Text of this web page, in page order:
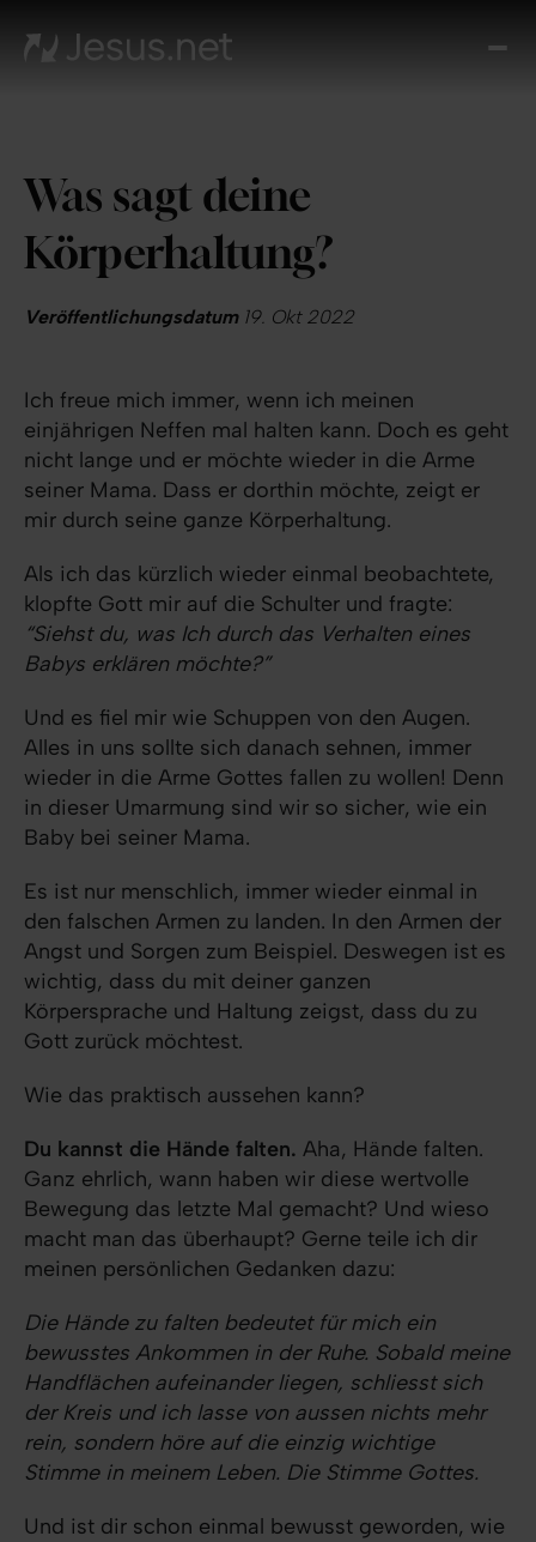
Was sagt deine
Körperhaltung?
Veröffentlichungsdatum19. Okt 2022
Ich freue mich immer, wenn ich meinen
einjährigen Neffen mal halten kann. Doch es geht
nicht lange und er möchte wieder in die Arme
seiner Mama. Dass er dorthin möchte, zeigt er
mir durch seine ganze Körperhaltung.
Als ich das kürzlich wieder einmal beobachtete,
klopfte Gott mir auf die Schulter und fragte:
“Siehst du, was Ich durch das Verhalten eines
Babys erklären möchte?”
Und es fiel mir wie Schuppen von den Augen.
Alles in uns sollte sich danach sehnen, immer
wieder in die Arme Gottes fallen zu wollen! Denn
in dieser Umarmung sind wir so sicher, wie ein
Baby bei seiner Mama.
Es ist nur menschlich, immer wieder einmal in
den falschen Armen zu landen. In den Armen der
Angst und Sorgen zum Beispiel. Deswegen ist es
wichtig, dass du mit deiner ganzen
Körpersprache und Haltung zeigst, dass du zu
Gott zurück möchtest.
Wie das praktisch aussehen kann?
Du kannst die Hände falten. Aha, Hände falten.
Ganz ehrlich, wann haben wir diese wertvolle
Bewegung das letzte Mal gemacht? Und wieso
macht man das überhaupt? Gerne teile ich dir
meinen persönlichen Gedanken dazu:
Die Hände zu falten bedeutet für mich ein
bewusstes Ankommen in der Ruhe. Sobald meine
Handflächen aufeinander liegen, schliesst sich
der Kreis und ich lasse von aussen nichts mehr
rein, sondern höre auf die einzig wichtige
Stimme in meinem Leben. Die Stimme Gottes.
Und ist dir schon einmal bewusst geworden, wie